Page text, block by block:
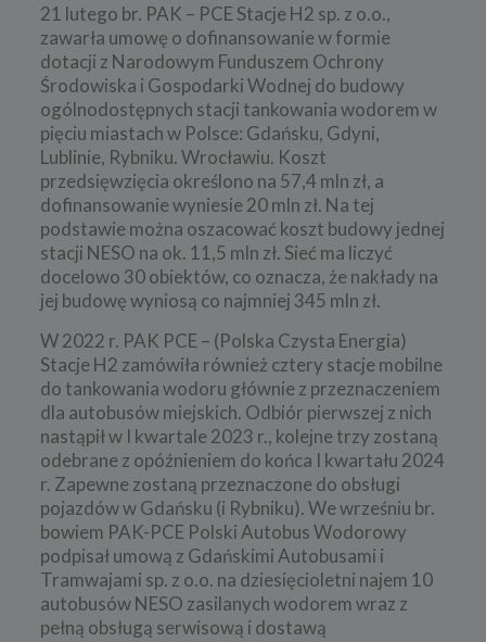
21 lutego br. PAK – PCE Stacje H2 sp. z o.o.,
zawarła umowę o dofinansowanie w formie
dotacji z Narodowym Funduszem Ochrony
Środowiska i Gospodarki Wodnej do budowy
ogólnodostępnych stacji tankowania wodorem w
pięciu miastach w Polsce: Gdańsku, Gdyni,
Lublinie, Rybniku. Wrocławiu. Koszt
przedsięwzięcia określono na 57,4 mln zł, a
dofinansowanie wyniesie 20 mln zł. Na tej
podstawie można oszacować koszt budowy jednej
stacji NESO na ok. 11,5 mln zł. Sieć ma liczyć
docelowo 30 obiektów, co oznacza, że nakłady na
jej budowę wyniosą co najmniej 345 mln zł.
W 2022 r. PAK PCE – (Polska Czysta Energia)
Stacje H2 zamówiła również cztery stacje mobilne
do tankowania wodoru głównie z przeznaczeniem
dla autobusów miejskich. Odbiór pierwszej z nich
nastąpił w I kwartale 2023 r., kolejne trzy zostaną
odebrane z opóźnieniem do końca I kwartału 2024
r. Zapewne zostaną przeznaczone do obsługi
pojazdów w Gdańsku (i Rybniku). We wrześniu br.
bowiem PAK-PCE Polski Autobus Wodorowy
podpisał umową z Gdańskimi Autobusami i
Tramwajami sp. z o.o. na dziesięcioletni najem 10
autobusów NESO zasilanych wodorem wraz z
pełną obsługą serwisową i dostawą